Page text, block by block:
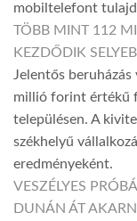
mobiltelefont
TÖBB MINT 112
KEZDŐDIK
Jelentős
millió forint értékű
településen. A
székhelyű
eredményeként.
VESZÉLYES
DUNÁN ÁT